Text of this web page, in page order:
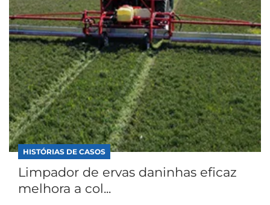
HISTÓRIAS DE CASOS
Limpador de ervas daninhas eficaz
melhora a col...